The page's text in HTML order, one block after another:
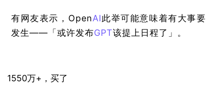
有网友表示，OpenAI此举可能意味着有大事要
发生——「或许发布GPT该提上日程了」。
1550万+，买了